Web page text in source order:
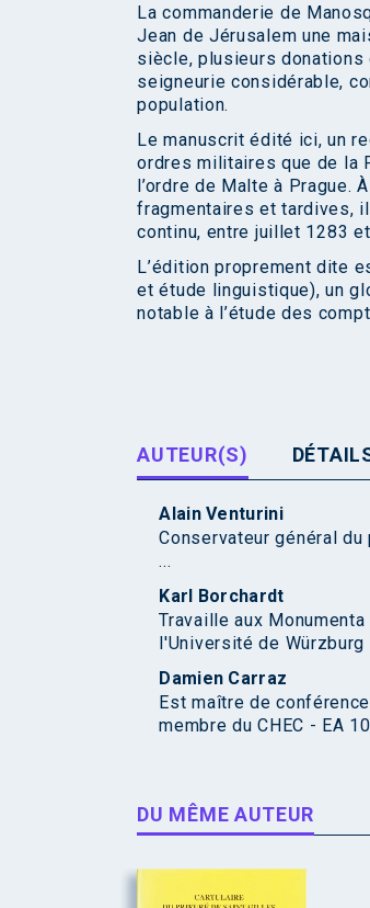
La commanderie de
Jean de Jérusalem une
siècle, plusieurs
seigneurie considérable,
population.
Le manuscrit édité ici, un
ordres militaires que de la
l’ordre de Malte à
fragmentaires et tardives,
continu, entre juillet 1283
L’édition proprement dite
et étude linguistique), un
notable à l’étude des
AUTEUR(S)
Alain Venturini
Conservateur général
...
Karl Borchardt
Travaille aux
l'Université de Würzburg
Damien Carraz
Est maître de
membre du CHEC - EA
DU MÊME AUTEUR